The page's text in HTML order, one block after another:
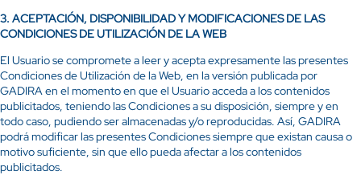
3. ACEPTACIÓN, DISPONIBILIDAD Y MODIFICACIONES DE LAS
CONDICIONES DE UTILIZACIÓN DE LA WEB
El Usuario se compromete a leer y acepta expresamente las presentes
Condiciones de Utilización de la Web, en la versión publicada por
GADIRA en el momento en que el Usuario acceda a los contenidos
publicitados, teniendo las Condiciones a su disposición, siempre y en
todo caso, pudiendo ser almacenadas y/o reproducidas. Así, GADIRA
podrá modificar las presentes Condiciones siempre que existan causa o
motivo suficiente, sin que ello pueda afectar a los contenidos
publicitados.